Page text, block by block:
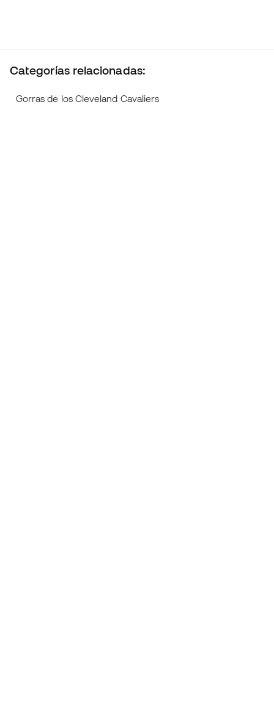
Categorías relacionadas:
Gorras de los Cleveland Cavaliers